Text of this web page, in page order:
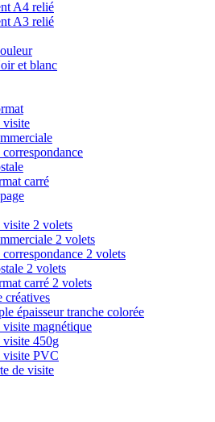
A4 relié
A3 relié
et blanc
visite
correspondance
carré
visite 2 volets
2 volets
correspondance 2 volets
2 volets
carré 2 volets
créatives
épaisseur tranche colorée
visite magnétique
visite 450g
visite PVC
de visite